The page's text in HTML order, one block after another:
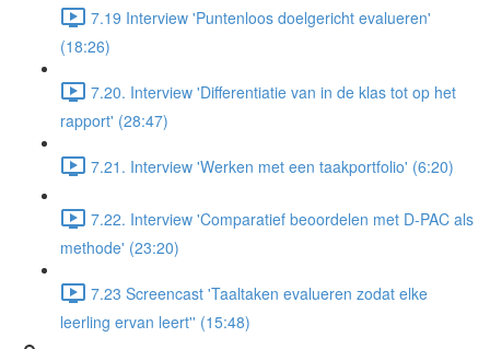
7.19 Interview 'Puntenloos doelgericht evalueren'
(18:26)
7.20. Interview 'Differentiatie van in de klas tot op het
rapport' (28:47)
7.21. Interview 'Werken met een taakportfolio' (6:20)
7.22. Interview 'Comparatief beoordelen met D-PAC als
methode' (23:20)
7.23 Screencast 'Taaltaken evalueren zodat elke
leerling ervan leert'' (15:48)